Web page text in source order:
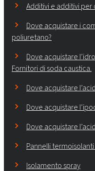
Additivi e additivi per
Dove acquistare i
poliuretano?
Dove acquistare
Fornitori di soda caustica.
Dove acquistare
Dove acquistare
Dove acquistare
Pannelli termoisolanti
Isolamento spray